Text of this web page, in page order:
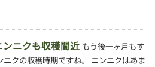
ニクも収穫間近 もう後一ヶ月もす
ニクの収穫時期ですね。 ニンニクはあま